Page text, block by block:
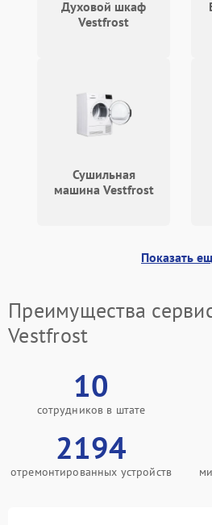
Духовой шкаф
Vestfrost
Сушильная
машина Vestfrost
Показать
Преимущества
Vestfrost
10
сотрудников в штате
2194
отремонтированных устройств